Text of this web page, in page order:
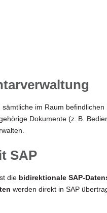
im Raum
Dokumente (z. B.
SAP
die bidirektionale SAP-
werden direkt in SAP